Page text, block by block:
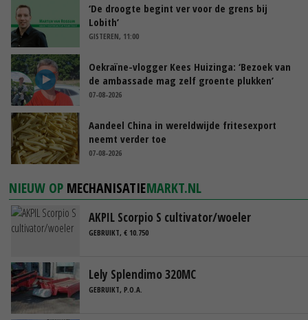
‘De droogte begint ver voor de grens bij
Lobith’
GISTEREN, 11:00
Oekraïne-vlogger Kees Huizinga: ‘Bezoek van
de ambassade mag zelf groente plukken’
07-08-2026
Aandeel China in wereldwijde fritesexport
neemt verder toe
07-08-2026
NIEUW OP MECHANISATIEMARKT.NL
AKPIL Scorpio S cultivator/woeler
GEBRUIKT, € 10.750
Lely Splendimo 320MC
GEBRUIKT, P.O.A.